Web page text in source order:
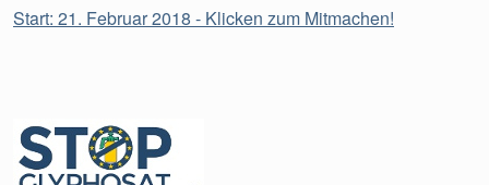
Start: 21. Februar 2018 - Klicken zum Mitmachen!